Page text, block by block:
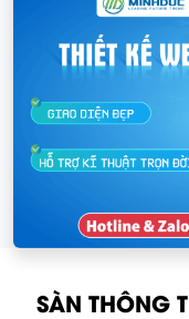
SÀN THÔNG